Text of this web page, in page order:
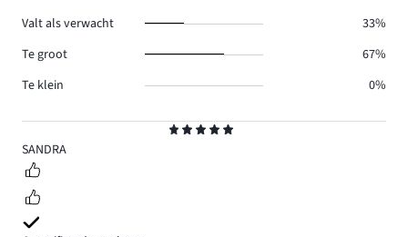
5
SANDRA
Valt als verwacht
33%
Te groot
67%
Te klein
0%